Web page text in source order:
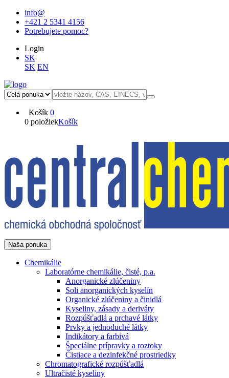
info@
+421 2 5341 4156
Potrebujete pomoc?
Login
SK
SK EN
Košík 0
0 položiekKošík
Naša ponuka
Chemikálie
Laboratórne chemikálie, čisté, p.a.
Anorganické zlúčeniny
Soli anorganických kyselín
Organické zlúčeniny a činidlá
Kyseliny, zásady a deriváty
Rozpúšťadlá a prchavé látky
Prvky a jednoduché látky
Indikátory a farbivá
Špeciálne prípravky a roztoky
Čistiace a dezinfekčné prostriedky
Chromatografické rozpúšťadlá
Ultračisté kyseliny